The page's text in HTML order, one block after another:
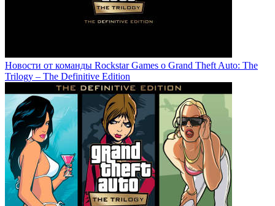
Новости от команды Rockstar Games о Grand Theft Auto: The
Trilogy – The Definitive Edition